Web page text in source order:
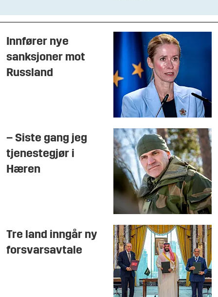
Innfører nye
sanksjoner mot
Russland
– Siste gang jeg
tjenestegjør i
Hæren
Tre land inngår ny
forsvarsavtale